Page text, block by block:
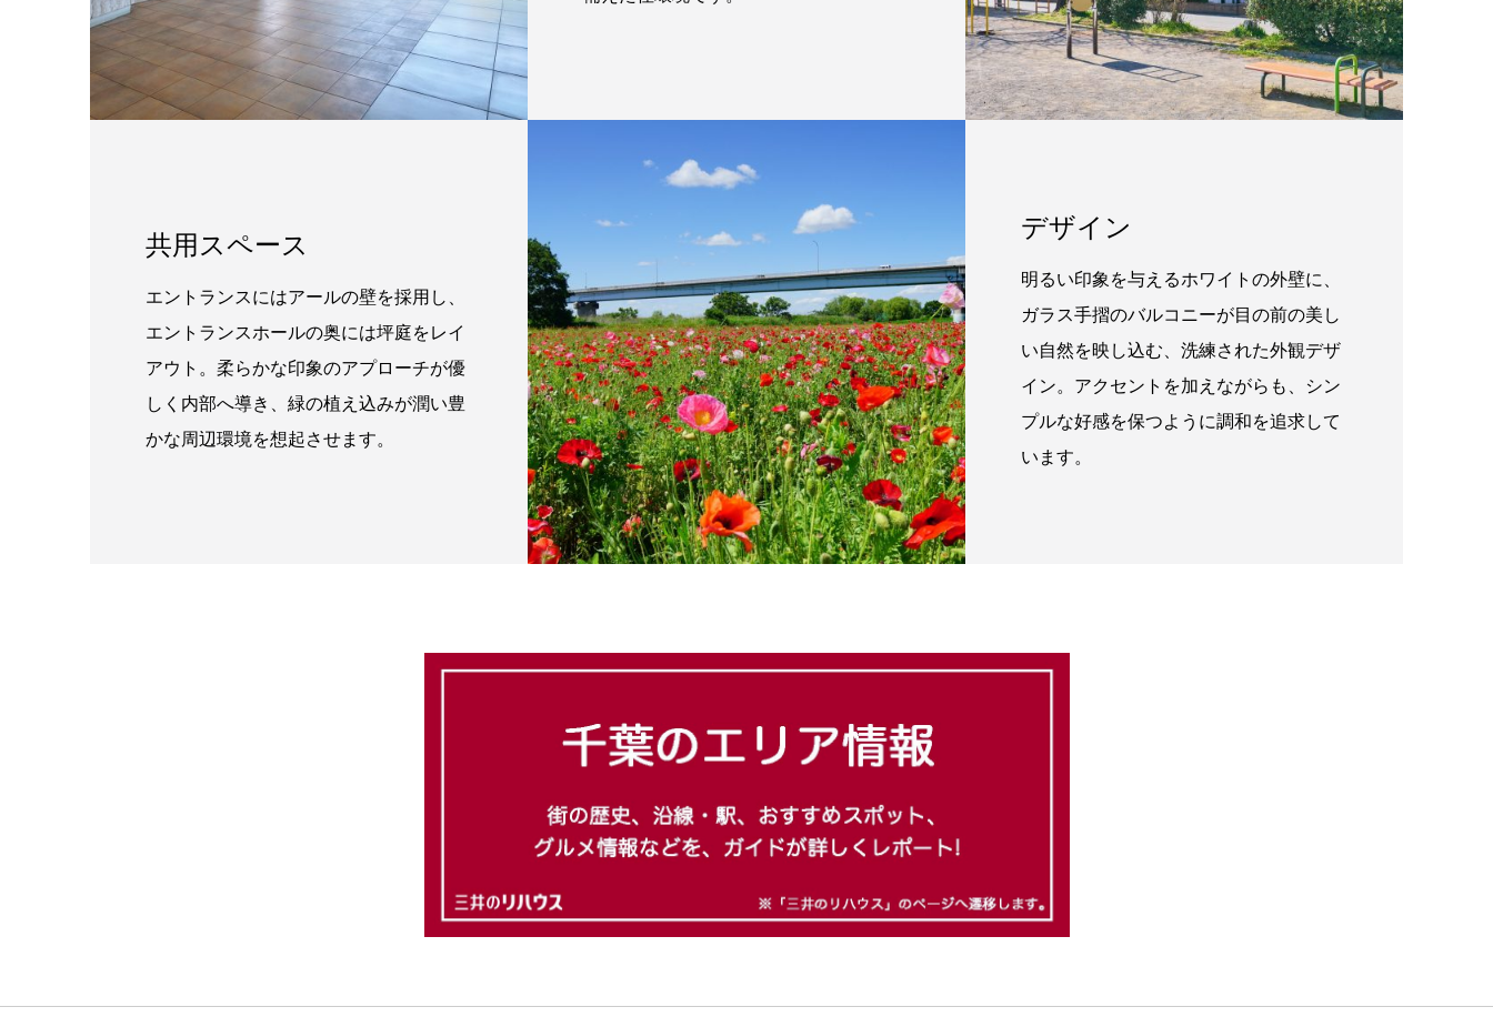
共用スペース
エントランスにはアールの壁を採用し、
エントランスホールの奥には坪庭をレイ
アウト。柔らかな印象のアプローチが優
しく内部へ導き、緑の植え込みが潤い豊
かな周辺環境を想起させます。
デザイン
明るい印象を与えるホワイトの外壁に、
ガラス手摺のバルコニーが目の前の美し
い自然を映し込む、洗練された外観デザ
イン。アクセントを加えながらも、シン
プルな好感を保つように調和を追求して
います。